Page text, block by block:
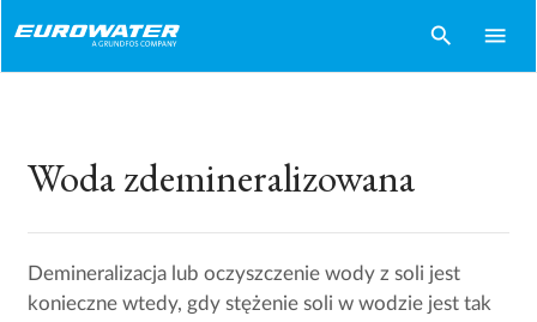
search menu
Woda zdemineralizowana
Demineralizacja lub oczyszczenie wody z soli jest
konieczne wtedy, gdy stężenie soli w wodzie jest tak